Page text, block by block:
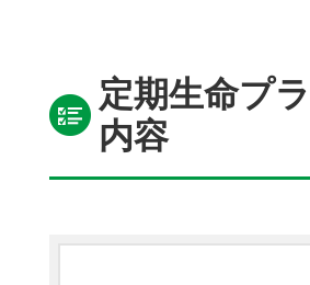
定期生命プ
内容